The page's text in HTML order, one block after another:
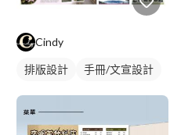
Cindy
排版設計 手冊/文宣設計